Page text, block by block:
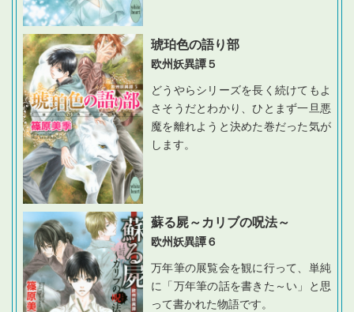
琥珀色の語り部
欧州妖異譚５
どうやらシリーズを長く続けてもよ
さそうだとわかり、ひとまず一旦悪
魔を離れようと決めた巻だった気が
します。
蘇る屍～カリブの呪法～
欧州妖異譚６
万年筆の展覧会を観に行って、単純
に「万年筆の話を書きた～い」と思
って書かれた物語です。